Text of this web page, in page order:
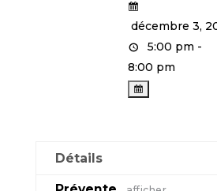
décembre 3,
5:00 pm -
8:00 pm
Détails